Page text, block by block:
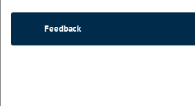
Feedback